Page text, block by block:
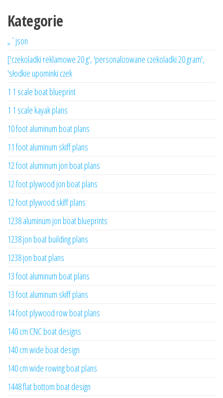
Kategorie
„`json
['czekoladki reklamowe 20 g', 'personalizowane czekoladki 20 gram',
'słodkie upominki czek
1 1 scale boat blueprint
1 1 scale kayak plans
10 foot aluminum boat plans
11 foot aluminum skiff plans
12 foot aluminum jon boat plans
12 foot plywood jon boat plans
12 foot plywood skiff plans
1238 aluminum jon boat blueprints
1238 jon boat building plans
1238 jon boat plans
13 foot aluminum boat plans
13 foot aluminum skiff plans
14 foot plywood row boat plans
140 cm CNC boat designs
140 cm wide boat design
140 cm wide rowing boat plans
1448 flat bottom boat design